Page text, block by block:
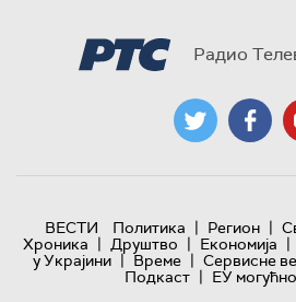
Радио
ВЕСТИ Политика | Регион |
Хроника | Друштво | Економија |
у Украјини | Време | Сервисне
Подкаст | ЕУ